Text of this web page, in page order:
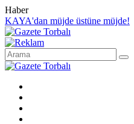
Haber
KAYA'dan müjde üstüne müjde!